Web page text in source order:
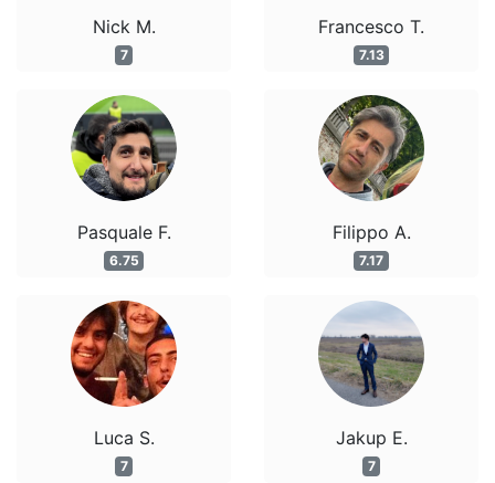
Nick M.
7
Pasquale F.
6.75
Luca S.
7
Francesco T.
7.13
Filippo A.
7.17
Jakup E.
7